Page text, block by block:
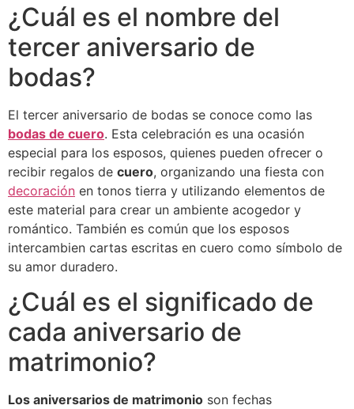
¿Cuál es el nombre del
tercer aniversario de
bodas?
El tercer aniversario de bodas se conoce como las
bodas de cuero. Esta celebración es una ocasión
especial para los esposos, quienes pueden ofrecer o
recibir regalos de cuero, organizando una fiesta con
decoración en tonos tierra y utilizando elementos de
este material para crear un ambiente acogedor y
romántico. También es común que los esposos
intercambien cartas escritas en cuero como símbolo de
su amor duradero.
¿Cuál es el significado de
cada aniversario de
matrimonio?
Los aniversarios de matrimonio son fechas